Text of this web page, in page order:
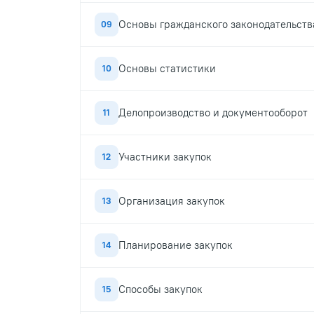
09 Основы гражданского
10 Основы статистики
11 Делопроизводство и документооборот
12 Участники закупок
13 Организация закупок
14 Планирование закупок
15 Способы закупок